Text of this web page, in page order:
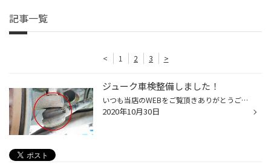
記事一覧
< 1 2 3 >
ジューク車検整備しました！
いつも当店のWEBをご覧頂きありがとうございます！ タイヤ館松江南のかわかみです！ 今回はジュークの車検整備をご紹介します！ 赤丸で囲ったゴムカバー部分に亀裂入ってるのが 見えますか？ これでは車検通りませんのでゴムカバー（ブーツ）を 交換させて頂きました！ 併せて、ファンベルトの交換...
2020年10月30日